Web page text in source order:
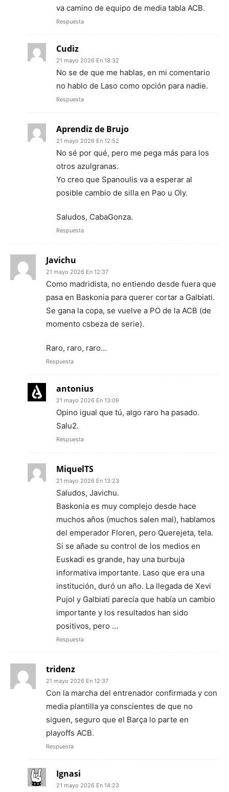
va camino de equipo de media tabla ACB.
Respuesta
Cudiz
21 mayo 2026 En 18:32
No se de que me hablas, en mi comentario
no hablo de Laso como opción para nadie.
Respuesta
Aprendiz de Brujo
21 mayo 2026 En 12:52
No sé por qué, pero me pega más para los
otros azulgranas.
Yo creo que Spanoulis va a esperar al
posible cambio de silla en Pao u Oly.
Saludos, CabaGonza.
Respuesta
Javichu
21 mayo 2026 En 12:37
Como madridista, no entiendo desde fuera que
pasa en Baskonia para querer cortar a Galbiati.
Se gana la copa, se vuelve a PO de la ACB (de
momento csbeza de serie).
Raro, raro, raro…
Respuesta
antonius
21 mayo 2026 En 13:09
Opino igual que tú, algo raro ha pasado.
Salu2.
Respuesta
MiquelTS
21 mayo 2026 En 13:23
Saludos, Javichu.
Baskonia es muy complejo desde hace
muchos años (muchos salen mal), hablamos
del emperador Floren, pero Querejeta, tela.
Si se añade su control de los medios en
Euskadi es grande, hay una burbuja
informativa importante. Laso que era una
institución, duró un año. La llegada de Xevi
Pujol y Galbiati parecía que había un cambio
importante y los resultados han sido
positivos, pero …
Respuesta
tridenz
21 mayo 2026 En 12:37
Con la marcha del entrenador confirmada y con
media plantilla ya conscientes de que no
siguen, seguro que el Barça lo parte en
playoffs ACB.
Respuesta
Ignasi
21 mayo 2026 En 14:23